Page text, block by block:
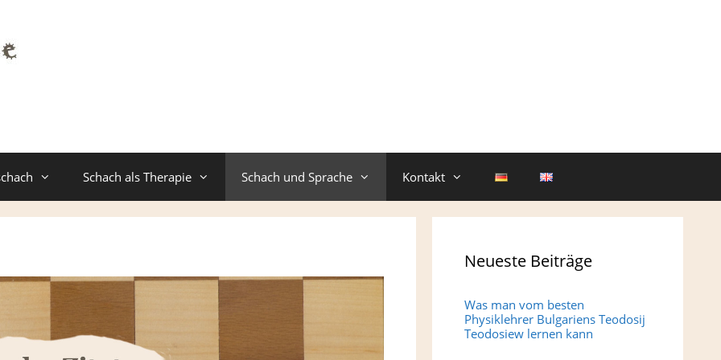
Schach als Therapie Schach und Sprache Kontakt
Neueste Beiträge
Was man vom besten
Physiklehrer Bulgariens Teodosij
Teodosiew lernen kann